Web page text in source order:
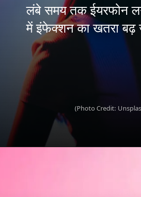
लंबे समय तक ईयरफोन
में इंफेक्शन का खतरा बढ़
(Photo Credit: